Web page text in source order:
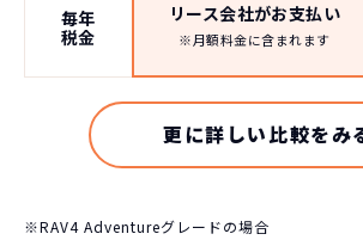
毎年
税金
リース会社がお支払い
※月額料金に含まれます
※RAV4 Adventureグレードの場合